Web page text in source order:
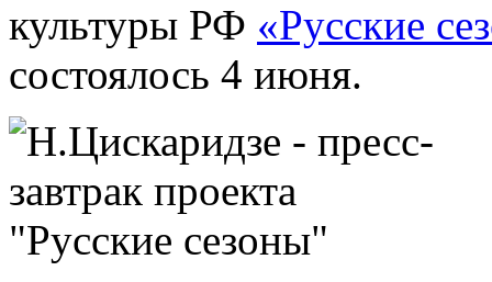
культуры РФ «Русские
состоялось 4 июня.